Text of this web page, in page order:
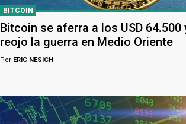
BITCOIN
Bitcoin se aferra a los USD 64.500
reojo la guerra en Medio Oriente
Por ERIC NESICH